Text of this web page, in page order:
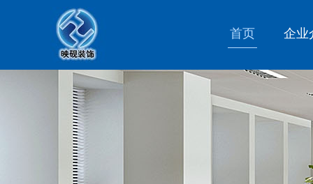
首页 企业